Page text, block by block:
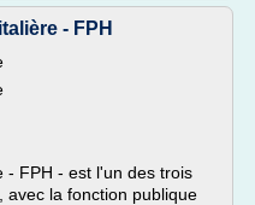
- FPH
- FPH - est l'un des trois
avec la fonction publique